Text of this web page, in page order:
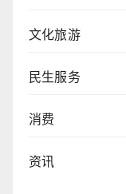
文化旅游
民生服务
消费
资讯